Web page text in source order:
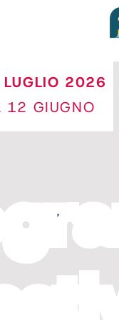
2026
12 GIUGNO